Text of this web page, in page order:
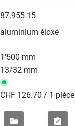
87.955.15
aluminium éloxé
1'500 mm
13/32 mm
CHF 126.70 / 1 pièce